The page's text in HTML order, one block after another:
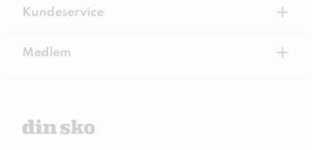
Kundeservice +
Medlem +